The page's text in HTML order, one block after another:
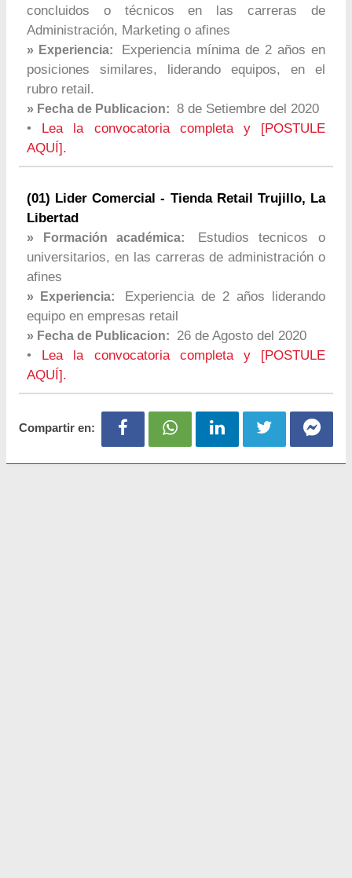
concluidos o técnicos en las carreras de
Administración, Marketing o afines
» Experiencia:
Experiencia mínima de 2 años en
posiciones similares, liderando equipos, en el
rubro retail.
» Fecha de Publicacion: 8 de Setiembre del 2020
•
Lea la convocatoria completa y [POSTULE
AQUÍ].
(01) Lider Comercial - Tienda Retail Trujillo, La
Libertad
» Formación académica:
Estudios tecnicos o
universitarios, en las carreras de administración o
afines
» Experiencia:
Experiencia de 2 años liderando
equipo en empresas retail
» Fecha de Publicacion:
26 de Agosto del 2020
•
Lea la convocatoria completa y [POSTULE
AQUÍ].
Compartir en: